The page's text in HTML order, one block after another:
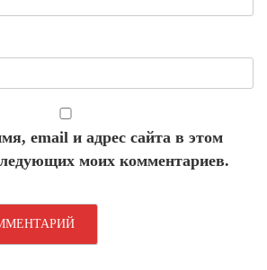
email и адрес сайта в этом
моих комментариев.